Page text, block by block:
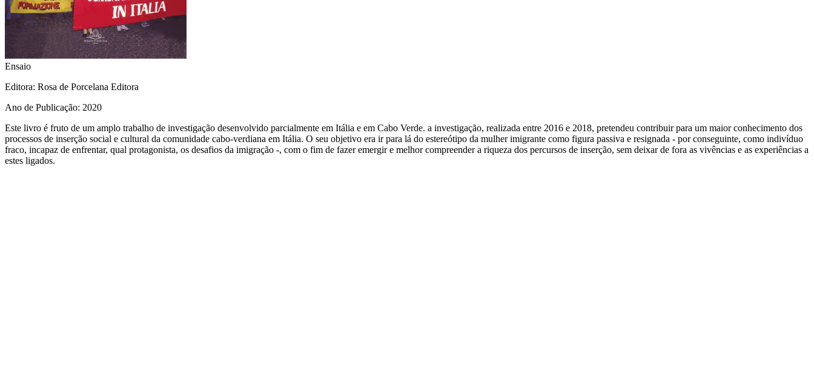
Ensaio
Editora: Rosa de Porcelana Editora
Ano de Publicação: 2020
Este livro é fruto de um amplo trabalho de investigação desenvolvido parcialmente em Itália e em Cabo Verde. a investigação, realizada entre 2016 e 2018, pretendeu contribuir para um maior conhecimento dos
processos de inserção social e cultural da comunidade cabo-verdiana em Itália. O seu objetivo era ir para lá do estereótipo da mulher imigrante como figura passiva e resignada - por conseguinte, como indivíduo
fraco, incapaz de enfrentar, qual protagonista, os desafios da imigração -, com o fim de fazer emergir e melhor compreender a riqueza dos percursos de inserção, sem deixar de fora as vivências e as experiências a
estes ligados.